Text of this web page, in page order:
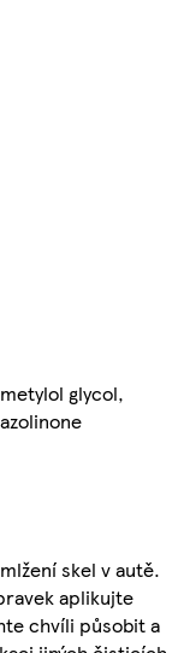
glycol,
skel v autě.
aplikujte
chvíli působit a